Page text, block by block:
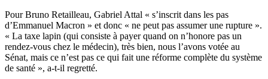
Pour Bruno Retailleau, Gabriel Attal « s’inscrit dans les pas
d’Emmanuel Macron » et donc « ne peut pas assumer une rupture ».
« La taxe lapin (qui consiste à payer quand on n’honore pas un
rendez-vous chez le médecin), très bien, nous l’avons votée au
Sénat, mais ce n’est pas ce qui fait une réforme complète du système
de santé », a-t-il regretté.